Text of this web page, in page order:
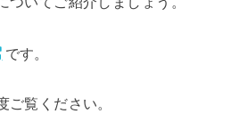
です。
ご覧ください。